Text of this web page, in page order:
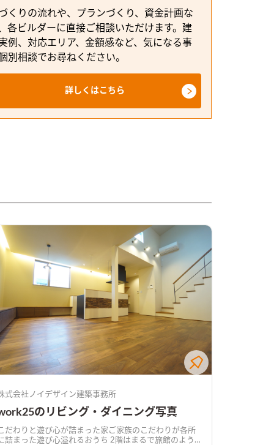
くりの流れや、プランづくり、資金計画な
各ビルダーに直接ご相談いただけます。建
例、対応エリア、金額感など、気になる事
別相談でお尋ねください。
詳しくはこちら
式会社ノイデザイン建築事務所
のリビング・ダイニング写真
だわりと遊び心が詰まった家ご家族のこだわりが各所
詰まった遊び心溢れるおうち 2階はまるで旅館のよう